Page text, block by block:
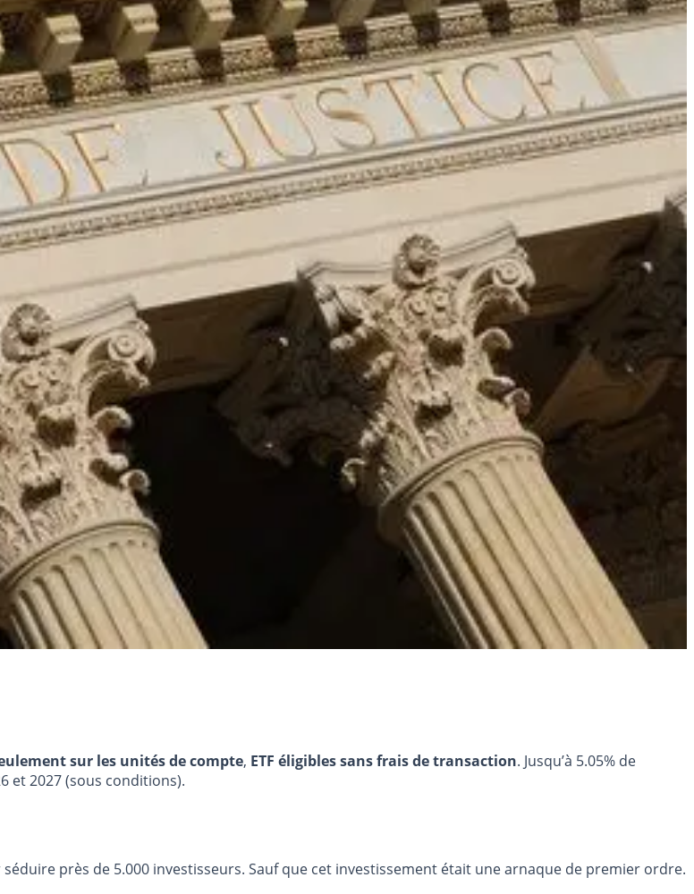
sur les unités de compte, ETF éligibles sans frais de transaction. Jusqu’à 5.05% de
et 2027 (sous conditions).
près de 5.000 investisseurs. Sauf que cet investissement était une arnaque de premier ordre.